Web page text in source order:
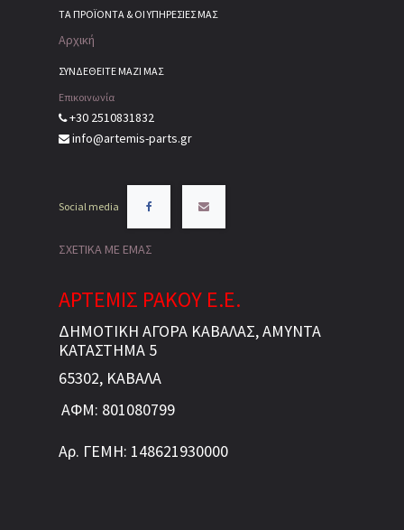
ΤΑ ΠΡΟΪΌΝΤΑ & ΟΙ ΥΠΗΡΕΣΊΕΣ ΜΑΣ
Αρχική
ΣΥΝΔΕΘΕΙΤΕ ΜΑΖΙ ΜΑΣ
Επικοινωνία
+30 2510831832
info@artemis-parts.gr
Social media
ΣΧΕΤΙΚΑ ΜΕ ΕΜΑΣ
ΑΡΤΕΜΙΣ ΡΑΚΟΥ Ε.Ε.
ΔΗΜΟΤΙΚΗ ΑΓΟΡΑ ΚΑΒΑΛΑΣ, ΑΜΥΝΤΑ
ΚΑΤΑΣΤΗΜΑ 5
65302, ΚΑΒΑΛΑ
ΑΦΜ: 801080799
Αρ. ΓΕΜΗ: 148621930000